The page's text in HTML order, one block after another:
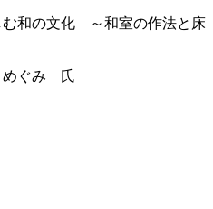
む和の文化 ～和室の作法と床
ぐみ 氏